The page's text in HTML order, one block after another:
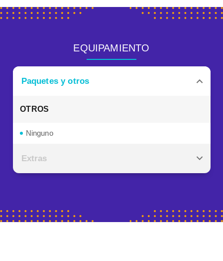
EQUIPAMIENTO
Paquetes y otros
OTROS
Ninguno
Extras